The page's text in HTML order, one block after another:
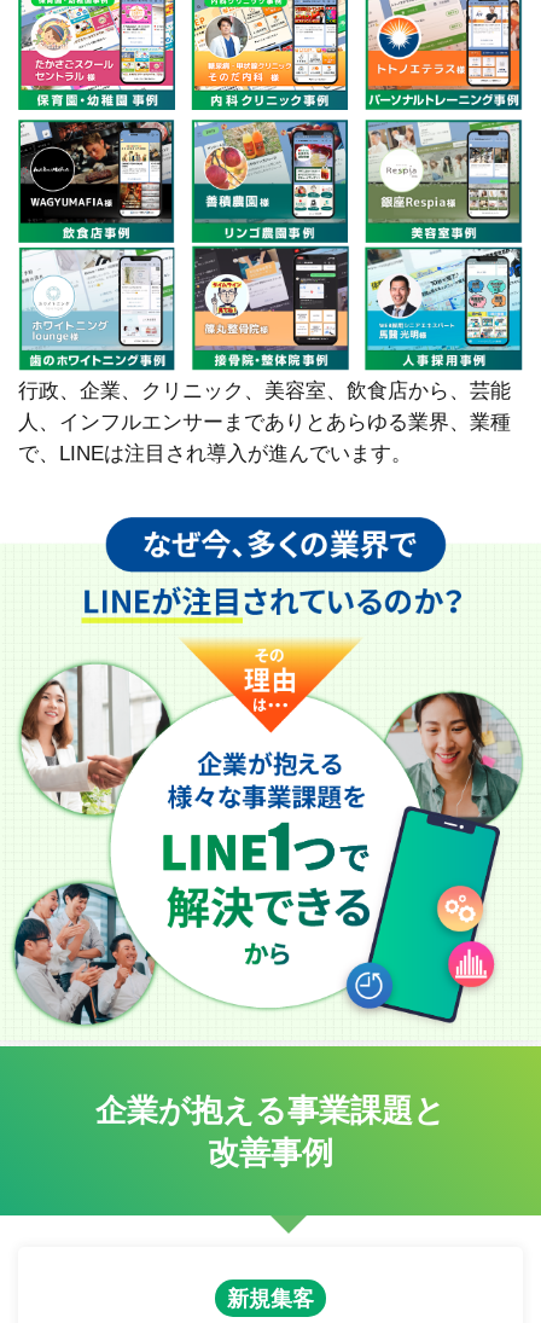
行政、企業、クリニック、美容室、飲食店から、芸能
人、インフルエンサーまでありとあらゆる業界、業種
で、LINEは注目され導入が進んでいます。
企業が抱える事業課題と
改善事例
新規集客